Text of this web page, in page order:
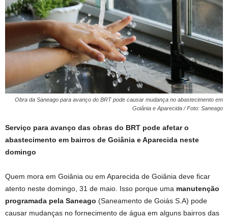
Obra da Saneago para avanço do BRT pode causar mudança no abastecimento em
Goiânia e Aparecida / Foto: Saneago
Serviço para avanço das obras do BRT pode afetar o
abastecimento em bairros de Goiânia e Aparecida neste
domingo
Quem mora em Goiânia ou em Aparecida de Goiânia deve ficar
atento neste domingo, 31 de maio. Isso porque uma manutenção
programada pela Saneago (Saneamento de Goiás S.A) pode
causar mudanças no fornecimento de água em alguns bairros das